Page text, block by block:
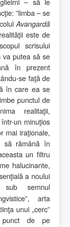
”limba – se
Avangardă
este de
scrisului
va putea să se
în prezent
se faţă de
în care ea se
punctul de
realitaţii,
un minuţios
mai iraţionale,
să rămână în
un filtru
halucinante,
a noului
semnul
arta
unui „cerc”
punct de pe